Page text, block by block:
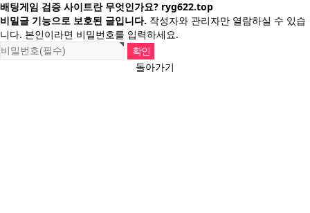
배팅게임 검증 사이트란 무엇인가요? ryg622.top
비밀글 기능으로 보호된 글입니다. 작성자와 관리자만 열람하실 수 있습
니다. 본인이라면 비밀번호를 입력하세요.
돌아가기